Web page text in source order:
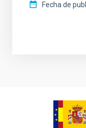
Fecha de